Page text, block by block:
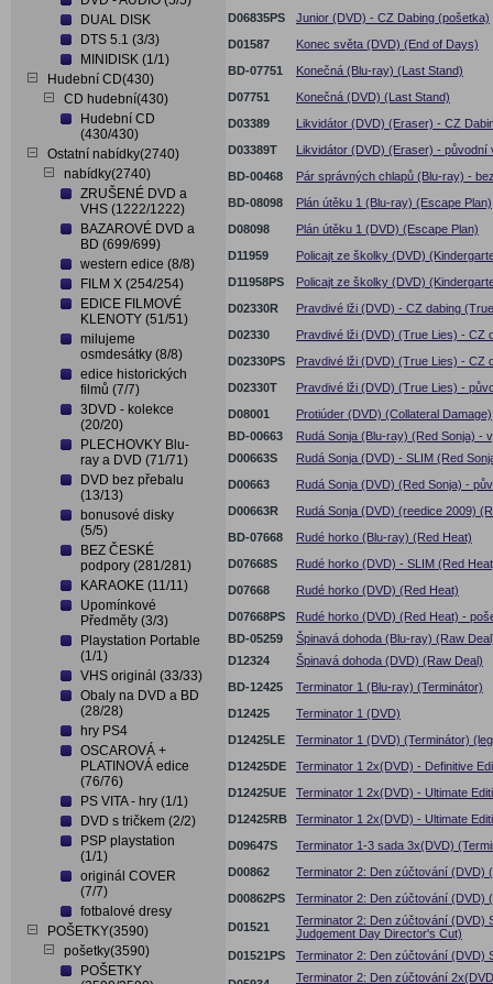
DUAL DISK
DTS 5.1 (3/3)
MINIDISK (1/1)
Hudební CD(430)
CD hudební(430)
Hudební CD
(430/430)
Ostatní nabídky(2740)
nabídky(2740)
ZRUŠENÉ DVD a
VHS (1222/1222)
BAZAROVÉ DVD a
BD (699/699)
western edice (8/8)
FILM X (254/254)
EDICE FILMOVÉ
KLENOTY (51/51)
milujeme
osmdesátky (8/8)
edice historických
filmů (7/7)
3DVD - kolekce
(20/20)
PLECHOVKY Blu-
ray a DVD (71/71)
DVD bez přebalu
(13/13)
bonusové disky
(5/5)
BEZ ČESKÉ
podpory (281/281)
KARAOKE (11/11)
Upomínkové
Předměty (3/3)
Playstation Portable
(1/1)
VHS originál (33/33)
Obaly na DVD a BD
(28/28)
hry PS4
OSCAROVÁ +
PLATINOVÁ edice
(76/76)
PS VITA - hry (1/1)
DVD s tričkem (2/2)
PSP playstation
(1/1)
originál COVER
(7/7)
fotbalové dresy
POŠETKY(3590)
pošetky(3590)
POŠETKY
D06835PS
Junior (DVD) - CZ Dabing (pošetka)
D01587
Konec světa (DVD) (End of Days)
BD-07751
Konečná (Blu-ray) (Last Stand)
D07751
Konečná (DVD) (Last Stand)
D03389
Likvidátor (DVD) (Eraser) - CZ
D03389T
Likvidátor (DVD) (Eraser) - původní
BD-00468
Pár správných chlapů (Blu-ray) -
BD-08098
Plán útěku 1 (Blu-ray) (Escape Plan)
D08098
Plán útěku 1 (DVD) (Escape Plan)
D11959
Policajt ze školky (DVD)
D11958PS
Policajt ze školky (DVD)
D02330R
Pravdivé lži (DVD) - CZ dabing
D02330
Pravdivé lži (DVD) (True Lies) - CZ
D02330PS
Pravdivé lži (DVD) (True Lies) - CZ
D02330T
Pravdivé lži (DVD) (True Lies) -
D08001
Protiúder (DVD) (Collateral Damage)
BD-00663
Rudá Sonja (Blu-ray) (Red Sonja) -
D00663S
Rudá Sonja (DVD) - SLIM (Red
D00663
Rudá Sonja (DVD) (Red Sonja) -
D00663R
Rudá Sonja (DVD) (reedice 2009)
BD-07668
Rudé horko (Blu-ray) (Red Heat)
D07668S
Rudé horko (DVD) - SLIM (Red
D07668
Rudé horko (DVD) (Red Heat)
D07668PS
Rudé horko (DVD) (Red Heat) -
BD-05259
Špinavá dohoda (Blu-ray) (Raw
D12324
Špinavá dohoda (DVD) (Raw Deal)
BD-12425
Terminator 1 (Blu-ray) (Terminátor)
D12425
Terminator 1 (DVD)
D12425LE
Terminator 1 (DVD) (Terminátor)
D12425DE
Terminator 1 2x(DVD) - Definitive
D12425UE
Terminator 1 2x(DVD) - Ultimate
D12425RB
Terminator 1 2x(DVD) - Ultimate
D09647S
Terminator 1-3 sada 3x(DVD)
D00862
Terminator 2: Den zúčtování (DVD)
D00862PS
Terminator 2: Den zúčtování (DVD)
D01521
Terminator 2: Den zúčtování (DVD)
Judgement Day Director's Cut)
D01521PS
Terminator 2: Den zúčtování (DVD)
Terminator 2: Den zúčtování